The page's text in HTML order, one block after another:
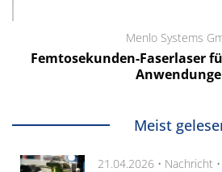
Menlo Systems
Femtosekunden-Faserlaser
Meist
21.04.2026 • Nachricht •